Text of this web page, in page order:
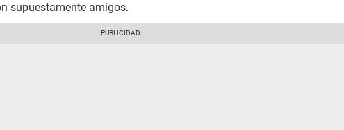
supuestamente amigos.